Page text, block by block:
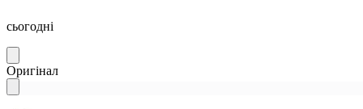
сьогодні
Оригінал